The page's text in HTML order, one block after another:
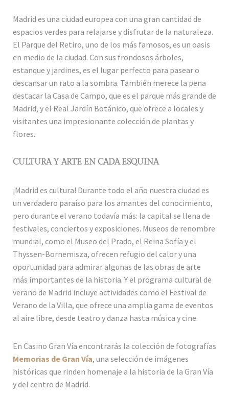
Madrid es una ciudad europea con una gran cantidad de
espacios verdes para relajarse y disfrutar de la naturaleza.
El Parque del Retiro, uno de los más famosos, es un oasis
en medio de la ciudad. Con sus frondosos árboles,
estanque y jardines, es el lugar perfecto para pasear o
descansar un rato a la sombra. También merece la pena
destacar la Casa de Campo, que es el parque más grande de
Madrid, y el Real Jardín Botánico, que ofrece a locales y
visitantes una impresionante colección de plantas y
flores.
CULTURA Y ARTE EN CADA ESQUINA
¡Madrid es cultura! Durante todo el año nuestra ciudad es
un verdadero paraíso para los amantes del conocimiento,
pero durante el verano todavía más: la capital se llena de
festivales, conciertos y exposiciones. Museos de renombre
mundial, como el Museo del Prado, el Reina Sofía y el
Thyssen-Bornemisza, ofrecen refugio del calor y una
oportunidad para admirar algunas de las obras de arte
más importantes de la historia. Y el programa cultural de
verano de Madrid incluye actividades como el Festival de
Verano de la Villa, que ofrece una amplia gama de eventos
al aire libre, desde teatro y danza hasta música y cine.
En Casino Gran Vía encontrarás la colección de fotografías
Memorias de Gran Vía, una selección de imágenes
históricas que rinden homenaje a la historia de la Gran Vía
y del centro de Madrid.